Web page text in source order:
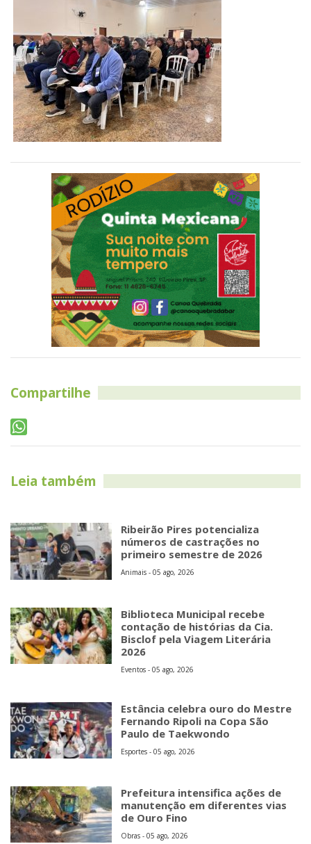
Compartilhe
Leia também
Ribeirão Pires potencializa
números de castrações no
primeiro semestre de 2026
Animais - 05 ago, 2026
Biblioteca Municipal recebe
contação de histórias da Cia.
Bisclof pela Viagem Literária
2026
Eventos - 05 ago, 2026
Estância celebra ouro do Mestre
Fernando Ripoli na Copa São
Paulo de Taekwondo
Esportes - 05 ago, 2026
Prefeitura intensifica ações de
manutenção em diferentes vias
de Ouro Fino
Obras - 05 ago, 2026